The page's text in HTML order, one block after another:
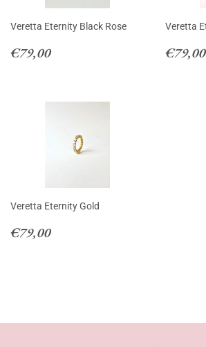
Veretta Eternity Black Rose
Prezzo
€79,00€79,00
Veretta
Prezzo
€79,00
Veretta Eternity Gold
Prezzo
€79,00€79,00